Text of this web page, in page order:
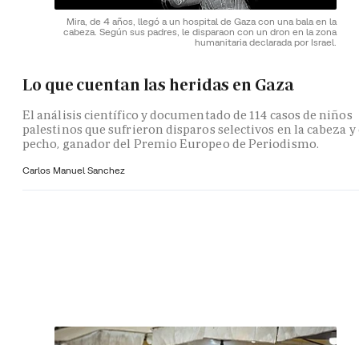
Mira, de 4 años, llegó a un hospital de Gaza con una bala en la
cabeza. Según sus padres, le disparaon con un dron en la zona
humanitaria declarada por Israel.
Lo que cuentan las heridas en Gaza
El análisis científico y documentado de 114 casos de niños
palestinos que sufrieron disparos selectivos en la cabeza y
pecho, ganador del Premio Europeo de Periodismo.
Carlos Manuel Sanchez